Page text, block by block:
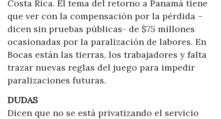
Costa Rica. El tema del retorno a Panamá tiene
que ver con la compensación por la pérdida –
dicen sin pruebas públicas- de $75 millones
ocasionadas por la paralización de labores. En
Bocas están las tierras, los trabajadores y falta
trazar nuevas reglas del juego para impedir
paralizaciones futuras.
DUDAS
Dicen que no se está privatizando el servicio